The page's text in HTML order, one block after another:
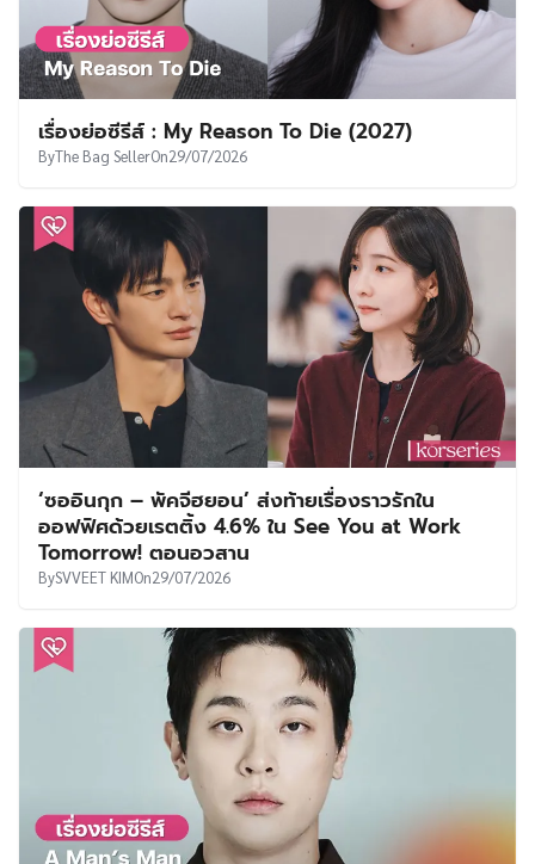
เรื่องย่อซีรีส์ : My Reason To Die (2027)
ByThe Bag SellerOn29/07/2026
‘ซออินกุก – พัคจีฮยอน’ ส่งท้ายเรื่องราวรักใน
ออฟฟิศด้วยเรตติ้ง 4.6% ใน See You at Work
Tomorrow! ตอนอวสาน
BySVVEET KIMOn29/07/2026